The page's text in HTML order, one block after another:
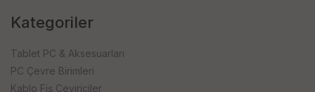
Kategoriler
Tablet PC & Aksesuarları
PC Çevre Birimleri
Kablo Fiş Çeviriciler